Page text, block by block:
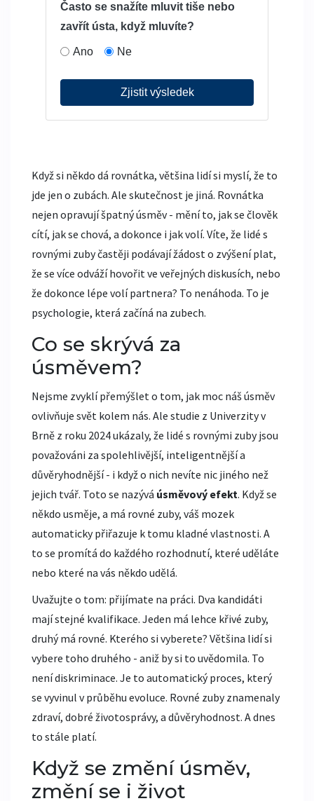
Často se snažíte mluvit tiše nebo
zavřít ústa, když mluvíte?
Ano Ne
Zjistit výsledek
Když si někdo dá rovnátka, většina lidí si myslí, že to
jde jen o zubách. Ale skutečnost je jiná. Rovnátka
nejen opravují špatný úsměv - mění to, jak se člověk
cítí, jak se chová, a dokonce i jak volí. Víte, že lidé s
rovnými zuby častěji podávají žádost o zvýšení plat,
že se více odváží hovořit ve veřejných diskusích, nebo
že dokonce lépe volí partnera? To nenáhoda. To je
psychologie, která začíná na zubech.
Co se skrývá za
úsměvem?
Nejsme zvyklí přemýšlet o tom, jak moc náš úsměv
ovlivňuje svět kolem nás. Ale studie z Univerzity v
Brně z roku 2024 ukázaly, že lidé s rovnými zuby jsou
považováni za spolehlivější, inteligentnější a
důvěryhodnější - i když o nich nevíte nic jiného než
jejich tvář. Toto se nazývá úsměvový efekt. Když se
někdo usměje, a má rovné zuby, váš mozek
automaticky přiřazuje k tomu kladné vlastnosti. A
to se promítá do každého rozhodnutí, které uděláte
nebo které na vás někdo udělá.
Uvažujte o tom: přijímate na práci. Dva kandidáti
mají stejné kvalifikace. Jeden má lehce křivé zuby,
druhý má rovné. Kterého si vyberete? Většina lidí si
vybere toho druhého - aniž by si to uvědomila. To
není diskriminace. Je to automatický proces, který
se vyvinul v průběhu evoluce. Rovné zuby znamenaly
zdraví, dobré životosprávy, a důvěryhodnost. A dnes
to stále platí.
Když se změní úsměv,
změní se i život